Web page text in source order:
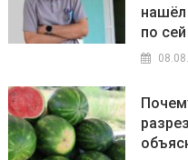
нашёл
по